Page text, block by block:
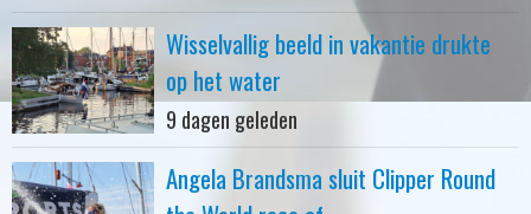
Wisselvallig beeld in vakantie drukte
op het water
9 dagen geleden
Angela Brandsma sluit Clipper Round